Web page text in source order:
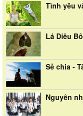
Tình yêu
Lá Diêu
Sẻ chia -
Nguyên